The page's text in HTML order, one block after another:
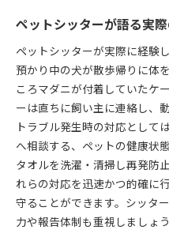
ペットシッターが語る実
ペットシッターが実際に経験
預かり中の犬が散歩帰りに体
ころマダニが付着していたケ
ーは直ちに飼い主に連絡し、
トラブル発生時の対応として
へ相談する、ペットの健康状
タオルを洗濯・清掃し再発防
れらの対応を迅速かつ的確に
守ることができます。シッタ
力や報告体制も重視しましょう